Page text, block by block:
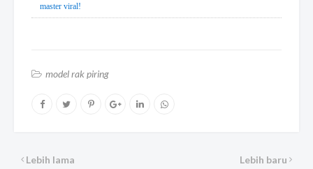
master viral!
model rak piring
Lebih baru
Lebih lama